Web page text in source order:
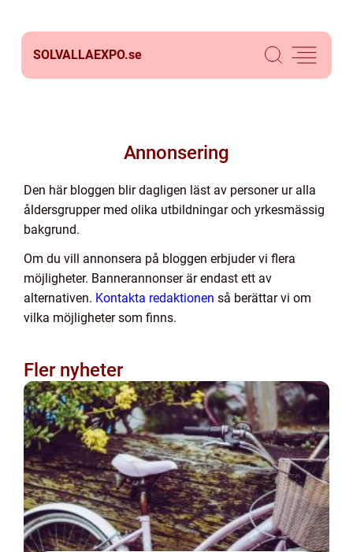
SOLVALLAEXPO.se
Annonsering
Den här bloggen blir dagligen läst av personer ur alla
åldersgrupper med olika utbildningar och yrkesmässig
bakgrund.
Om du vill annonsera på bloggen erbjuder vi flera
möjligheter. Bannerannonser är endast ett av
alternativen. Kontakta redaktionen så berättar vi om
vilka möjligheter som finns.
Fler nyheter